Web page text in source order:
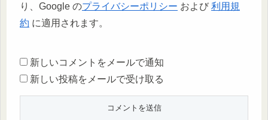
り、Google のプライバシーポリシー および 利用規
約 に適用されます。
新しいコメントをメールで通知
新しい投稿をメールで受け取る